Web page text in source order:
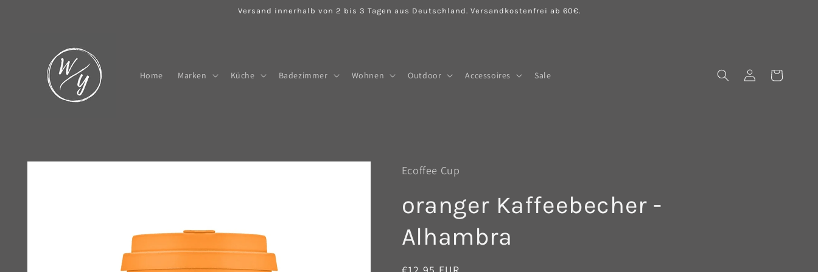
Versand innerhalb von 2 bis 3 Tagen aus Deutschland. Versandkostenfrei ab 60€.
Home Marken Küche Badezimmer Wohnen Outdoor Accessoires Sale EinloggenWarenkorb
Zu
Ecoffee Cup
oranger Kaffeebecher -
Alhambra